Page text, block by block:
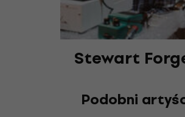
Stewart
Podobni